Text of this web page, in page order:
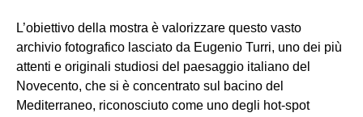
L’obiettivo della mostra è valorizzare questo vasto
archivio fotografico lasciato da Eugenio Turri, uno dei più
attenti e originali studiosi del paesaggio italiano del
Novecento, che si è concentrato sul bacino del
Mediterraneo, riconosciuto come uno degli hot-spot